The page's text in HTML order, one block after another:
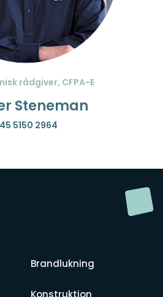
rådgiver, CFPA-E
Steneman
5150 2964
Brandlukning
Konstruktion